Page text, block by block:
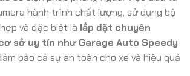
hành trình chất lượng, sử dụng bộ
và đặc biệt là lắp đặt chuyên
sở uy tín như Garage Auto Speedy
bảo cả sự an toàn cho xe và hiệu quả